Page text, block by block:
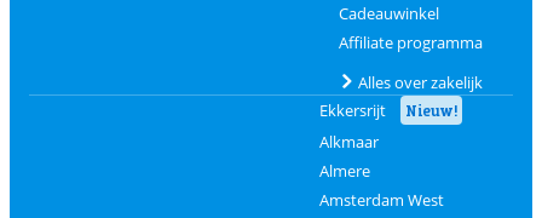
Cadeauwinkel
Affiliate programma
Alles over zakelijk
Ekkersrijt Nieuw!
Alkmaar
Almere
Amsterdam West